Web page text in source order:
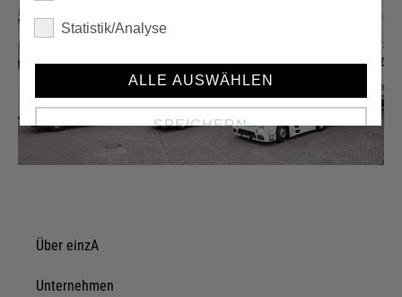
Über einzA
Unternehmen
Statistik/Analyse
ALLE AUSWÄHLEN
SPEICHERN